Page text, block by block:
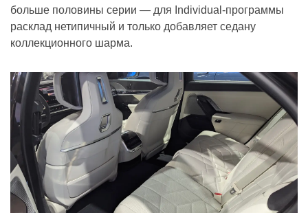
больше половины серии — для Individual-программы
расклад нетипичный и только добавляет седану
коллекционного шарма.